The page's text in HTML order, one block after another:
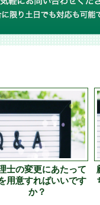
士の変更にあたって
用意すればいいです
か？